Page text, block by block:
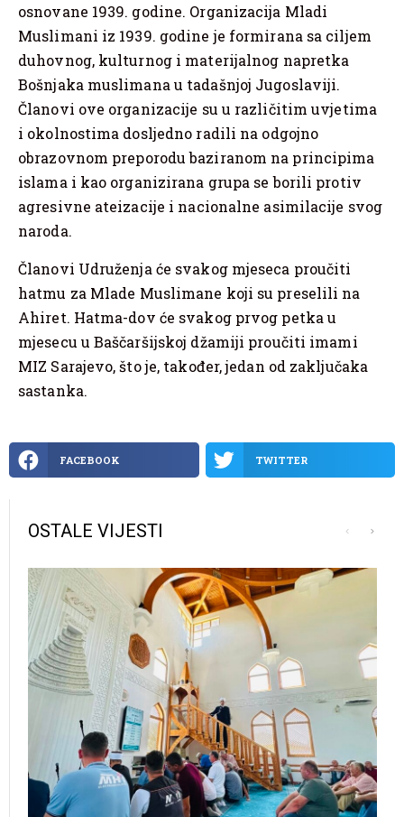
osnovane 1939. godine. Organizacija Mladi
Muslimani iz 1939. godine je formirana sa ciljem
duhovnog, kulturnog i materijalnog napretka
Bošnjaka muslimana u tadašnjoj Jugoslaviji.
Članovi ove organizacije su u različitim uvjetima
i okolnostima dosljedno radili na odgojno
obrazovnom preporodu baziranom na principima
islama i kao organizirana grupa se borili protiv
agresivne ateizacije i nacionalne asimilacije svog
naroda.
Članovi Udruženja će svakog mjeseca proučiti
hatmu za Mlade Muslimane koji su preselili na
Ahiret. Hatma-dov će svakog prvog petka u
mjesecu u Baščaršijskoj džamiji proučiti imami
MIZ Sarajevo, što je, također, jedan od zaključaka
sastanka.
FACEBOOK TWITTER
OSTALE VIJESTI